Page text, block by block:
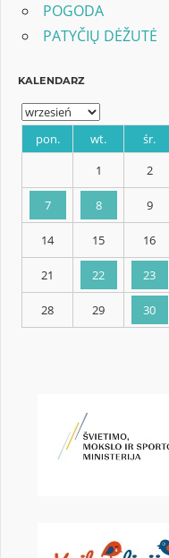
POGODA
PATYČIŲ DĖŽUTĖ
KALENDARZ